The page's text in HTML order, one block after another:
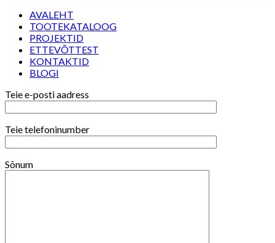
AVALEHT
TOOTEKATALOOG
PROJEKTID
ETTEVÕTTEST
KONTAKTID
BLOGI
Teie e-posti aadress
Teie telefoninumber
Sõnum